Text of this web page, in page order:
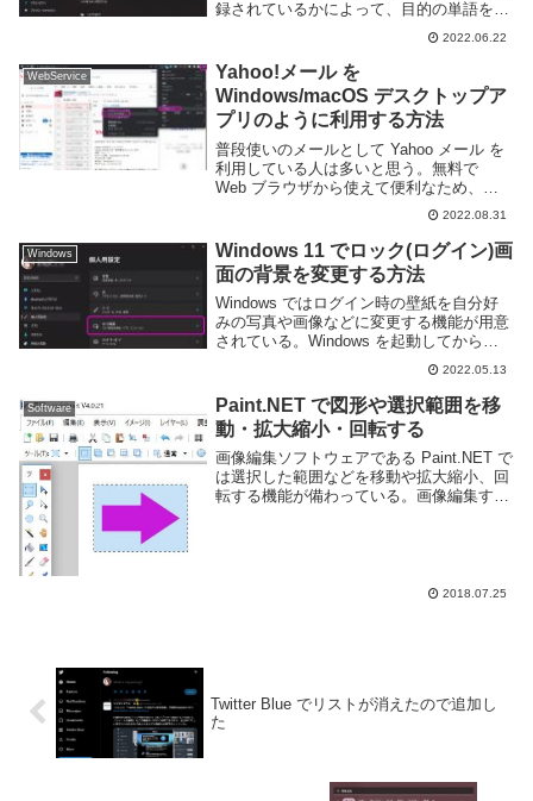
録されているかによって、目的の単語を簡
単に漢字変換できるかが決まってくる。特
に最近の IME ではインターネット上のデ
ータを活用した変換にも対応しているた
め、非常に...
2022.06.22
WebService
Yahoo!メール を
Windows/macOS デスクトップア
プリのように利用する方法
普段使いのメールとして Yahoo メール を
利用している人は多いと思う。無料で
Web ブラウザから使えて便利なため、特
に日本には利用者が多い。基本的に Web
ブラウザで動く事を前提としている Yahoo
メール だが、Web の使い勝...
2022.08.31
Windows
Windows 11 でロック(ログイン)画
面の背景を変更する方法
Windows ではログイン時の壁紙を自分好
みの写真や画像などに変更する機能が用意
されている。Windows を起動してからロ
グインするまでのわずかな間だが、自分好
みの壁紙にしたほうがやる気が出る。この
ページでは Windows 11 でロ...
2022.05.13
Software
Paint.NET で図形や選択範囲を移
動・拡大縮小・回転する
画像編集ソフトウェアである Paint.NET で
は選択した範囲などを移動や拡大縮小、回
転する機能が備わっている。画像編集する
2018.07.25
Twitter Blue でリストが消えたので追加し
た